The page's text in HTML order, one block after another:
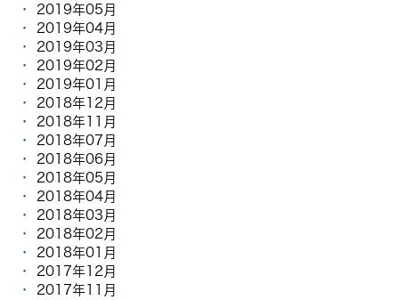
2019年05月
2019年04月
2019年03月
2019年02月
2019年01月
2018年12月
2018年11月
2018年07月
2018年06月
2018年05月
2018年04月
2018年03月
2018年02月
2018年01月
2017年12月
2017年11月